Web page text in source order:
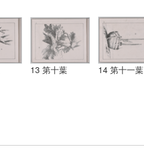
13 第十葉 14 第十一葉